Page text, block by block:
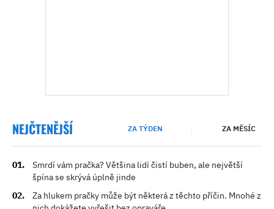
NEJČTENĚJŠÍ ZA TÝDEN ZA MĚSÍC
Smrdí vám pračka? Většina lidí čistí buben, ale největší
špína se skrývá úplně jinde
Za hlukem pračky může být některá z těchto příčin. Mnohé z